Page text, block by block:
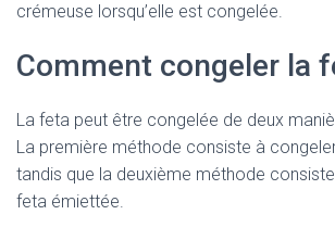
crémeuse lorsqu’elle est congelée.
Comment congeler la
La feta peut être congelée de deux
La première méthode consiste à
tandis que la deuxième méthode
feta émiettée.